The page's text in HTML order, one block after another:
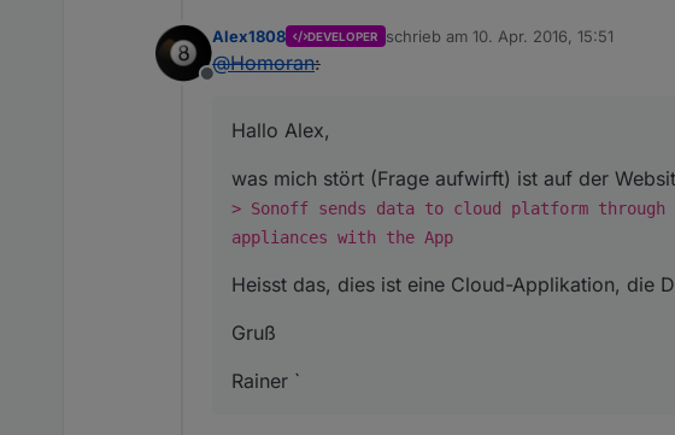
Offline
Alex1808 DEVELOPER schrieb am 10. Apr. 2016, 15:51
zuletzt editiert von
@Homoran:
Hallo Alex,
was mich stört (Frage aufwirft) ist auf der
> Sonoff sends data to cloud platform
appliances with the App
Heisst das, dies ist eine Cloud-Applikation, die
Gruß
Rainer `